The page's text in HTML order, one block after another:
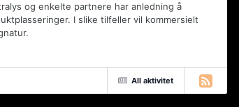
og enkelte partnere har anledning å
I slike tilfeller vil kommersielt
All aktivitet